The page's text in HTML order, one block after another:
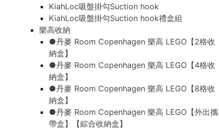
KiahLoc吸盤掛勾Suction hook
KiahLoc吸盤掛勾Suction hook禮盒組
樂高收納
●丹麥 Room Copenhagen 樂高 LEGO【2格收
納盒】
●丹麥 Room Copenhagen 樂高 LEGO【4格收
納盒】
●丹麥 Room Copenhagen 樂高 LEGO【8格收
納盒】
●丹麥 Room Copenhagen 樂高 LEGO【外出攜
帶盒】【綜合收納盒】